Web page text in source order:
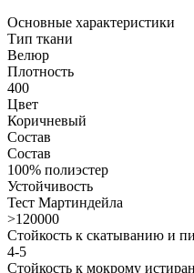
Основные характеристики
Тип ткани
Велюр
Плотность
400
Цвет
Коричневый
Состав
Состав
100% полиэстер
Устойчивость
Тест Мартиндейла
>120000
Стойкость к скатыванию и
4-5
Стойкость к мокрому